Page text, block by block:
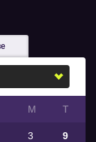
М Т
3 9